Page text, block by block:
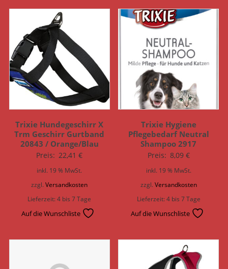
Trixie Hundegeschirr X
Trm Geschirr Gurtband
20843 / Orange/Blau
Preis: 22,41€
inkl. 19 % MwSt.
zzgl.Versandkosten
Lieferzeit:4 bis 7 Tage
Auf die Wunschliste
Trixie Hygiene
Pflegebedarf Neutral
Shampoo 2917
Preis: 8,09 €
inkl. 19 % MwSt.
zzgl. Versandkosten
Lieferzeit:4 bis 7 Tage
Auf die Wunschliste